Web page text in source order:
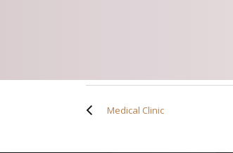
Medical Clinic